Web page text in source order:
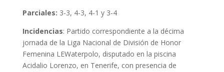
Parciales: 3-3, 4-3, 4-1 y 3-4
Incidencias: Partido correspondiente a la décima
jornada de la Liga Nacional de División de Honor
Femenina LEWaterpolo, disputado en la piscina
Acidalio Lorenzo, en Tenerife, con presencia de